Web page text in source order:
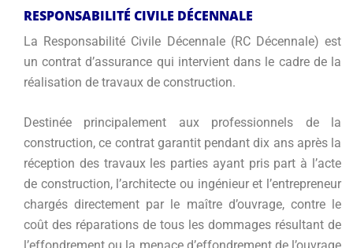
RESPONSABILITÉ CIVILE DÉCENNALE
La Responsabilité Civile Décennale (RC Décennale) est
un contrat d’assurance qui intervient dans le cadre de la
réalisation de travaux de construction.
Destinée principalement aux professionnels de la
construction, ce contrat garantit pendant dix ans après la
réception des travaux les parties ayant pris part à l’acte
de construction, l’architecte ou ingénieur et l’entrepreneur
chargés directement par le maître d’ouvrage, contre le
coût des réparations de tous les dommages résultant de